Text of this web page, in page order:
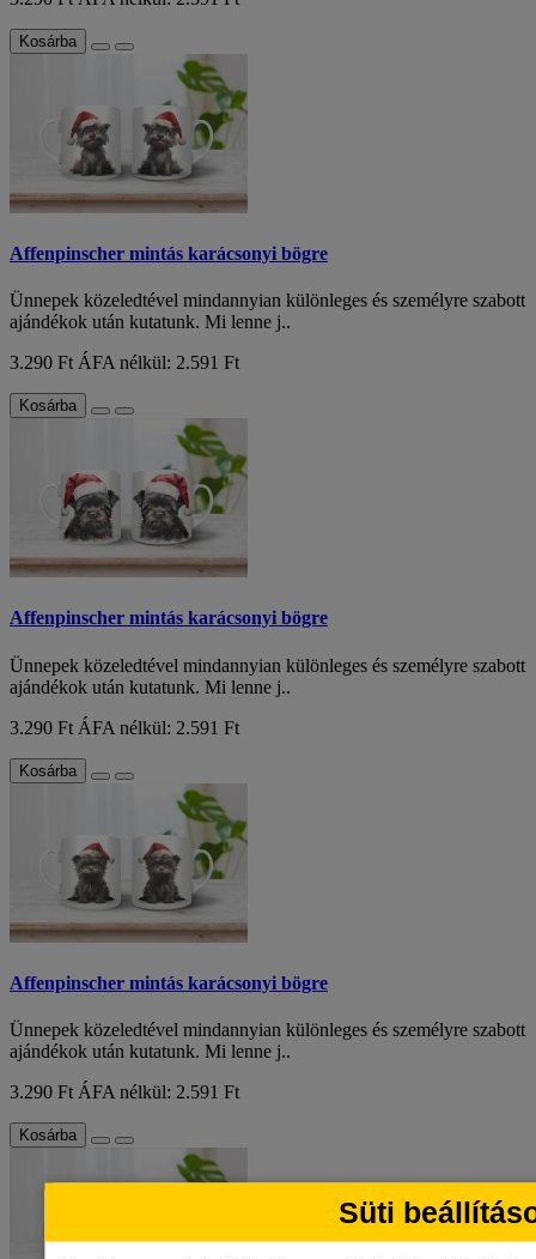
Kosárba
Affenpinscher mintás karácsonyi bögre
Ünnepek közeledtével mindannyian különleges és személyre szabott
ajándékok után kutatunk. Mi lenne j..
3.290 Ft ÁFA nélkül: 2.591 Ft
Kosárba
Affenpinscher mintás karácsonyi bögre
Ünnepek közeledtével mindannyian különleges és személyre szabott
ajándékok után kutatunk. Mi lenne j..
3.290 Ft ÁFA nélkül: 2.591 Ft
Kosárba
Affenpinscher mintás karácsonyi bögre
Ünnepek közeledtével mindannyian különleges és személyre szabott
ajándékok után kutatunk. Mi lenne j..
3.290 Ft ÁFA nélkül: 2.591 Ft
Kosárba
Süti